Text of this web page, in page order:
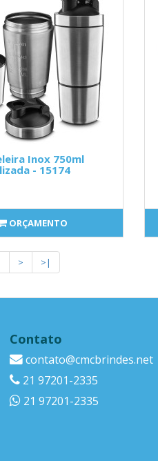
Inox 750ml
- 15174
ORÇAMENTO
> >|
Contato
contato@cmcbrindes.net
21 97201-2335
21 97201-2335